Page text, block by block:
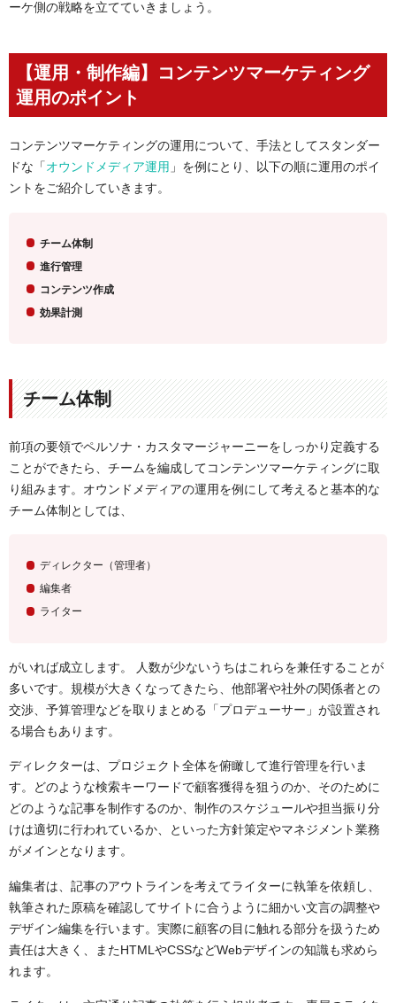
ーケ側の戦略を立てていきましょう。
【運用・制作編】コンテンツマーケティング
運用のポイント
コンテンツマーケティングの運用について、手法としてスタンダー
ドな「オウンドメディア運用 」を例にとり、
以下の順に運用のポイ
ントをご紹介していきます。
チーム体制
進行管理
コンテンツ作成
効果計測
チーム体制
前項の要領でペルソナ・カスタマージャーニーをしっかり定義する
ことができたら、チームを編成してコンテンツマーケティングに取
り組みます。オウンドメディアの運用を例にして考えると基本的な
チーム体制としては、
ディレクター（管理者）
編集者
ライター
がいれば成立します。
人数が少ないうちはこれらを兼任することが
多いです。 規模が大きくなってきたら、他部署や社外の関係者との
交渉
予算管理などを取りまとめる「プロデューサー」が設置され
る場合もあります。
ディレクターは、プロジェクト全体を俯瞰して進行管理を行いま
す。どのような検索キーワードで顧客獲得を狙うのか、そのために
どのような記事を制作するのか、制作のスケジュールや担当振り分
けは適切に行われているか、といった方針策定やマネジメント業務
がメインとなります。
編集者は、記事のアウトラインを考えてライターに執筆を依頼し、
執筆された原稿を確認してサイトに合うように細かい文言の調整や
デザイン編集を行います。実際に顧客の目に触れる部分を扱うため
責任は大きく、またHTMLやCSSなどWebデザインの知識も求めら
れます。